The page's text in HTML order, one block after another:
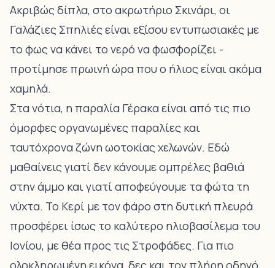
Ακριβώς δίπλα, στο ακρωτήριο Σκινάρι, οι
Γαλάζιες Σπηλιέςείναι εξίσου εντυπωσιακές με
το φως να κάνει το νερό να φωσφορίζει -
προτίμησε πρωινή ώρα που ο ήλιος είναι ακόμα
χαμηλά.
Στα νότια, η παραλία Γέρακα είναι από τις πιο
όμορφες οργανωμένες παραλίες και
ταυτόχρονα ζώνη ωοτοκίας χελωνών. Εδώ
μαθαίνεις γιατί δεν κάνουμε ομπρέλες βαθιά
στην άμμο και γιατί αποφεύγουμε τα φώτα τη
νύχτα. Το Κερί με τον φάρο στη δυτική πλευρά
προσφέρει ίσως το καλύτερο ηλιοβασίλεμα του
Ιονίου, με θέα προς τις Στροφάδες. Για πιο
ολοκληρωμένη εικόνα, δες και τον πλήρη οδηγό